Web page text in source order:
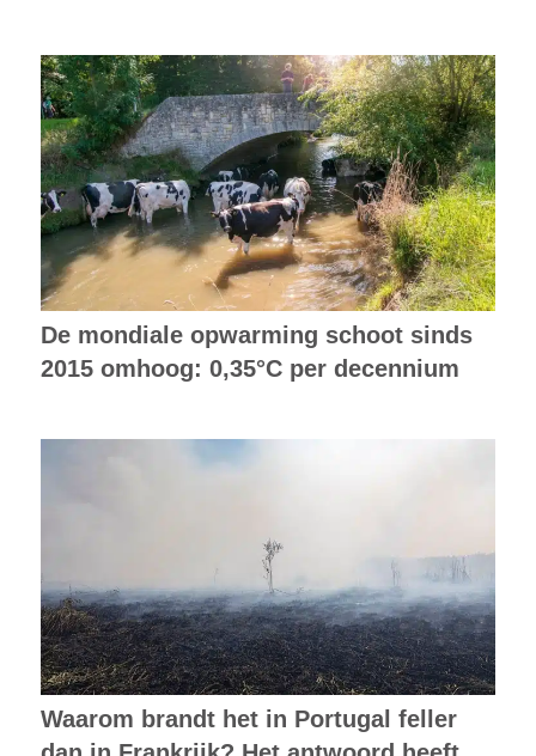
De mondiale opwarming schoot sinds
2015 omhoog: 0,35°C per decennium
Waarom brandt het in Portugal feller